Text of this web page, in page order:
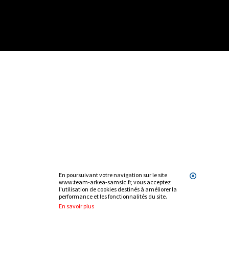
En poursuivant votre navigation sur le site
www.team-arkea-samsic.fr, vous acceptez
l'utilisation de cookies destinés à améliorer la
performance et les fonctionnalités du site.
En savoir plus